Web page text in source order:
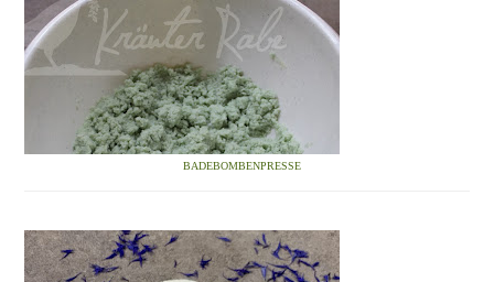
BADEBOMBENPRESSE